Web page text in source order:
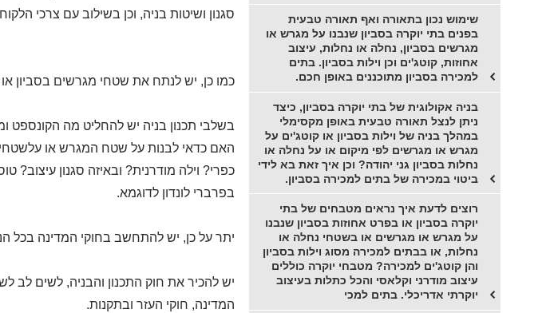
סגנון ושיטות בניה, וכן בשילוב עם צרכי
כמו כן, יש לנתח את שטחי מגרשים בסביון
בשלבי תכנון בניה יש להחליט מה הקונספט
האם כדאי לבנות על שטח המגרש או
כפרי? וילה מודרנית? ובאיזה סגנון עיצוב?
בפרברי לונדון לדוגמא.
יתר על כן, יש להתחשב בחוקי המדינה בכל
יש להכיר את חוק התכנון והבניה, לשים
המדינה, חוקי העזר ובתקנות.
שימוש נכון בתאורה ואף תאורה טבעית
בפנים בתי יוקרה בסביון שנבנו על מגרש או
מגרשים בסביון, נחלה או נחלות, עיצוב
אחוזות, קוטג'ים וכן וילות בסביון. בתים
למכירה בסביון מתוכננים באופן חכם.
בניה אקולוגית של בתי יוקרה בסביון, כיצד
ניתן לנצל תאורה טבעית באופן מקסימלי
במהלך בניה של וילות בסביון או קוטג'ים על
מגרש או מגרשים לפי מיקום או על נחלה או
נחלות בסביון גני יהודה? וכן איך זאת בא לידי
ביטוי במכירה של בתים למכירה בסביון.
רוצים לדעת איך נראים מטבחים של בתי
יוקרה בסביון או בפרט אחוזות בסביון שנבנו
על מגרש או מגרשים או בשטחי נחלה או
נחלות, או בבתים למכירה מסוג וילות בסביון
והן קוטג'ים למכירה? מטבחי יוקרה כוללים
עיצוב מודרני וקלאסי והכל כתלות בעיצוב
יוקרתי אדריכלי. בתים למכי